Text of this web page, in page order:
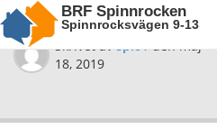
BRF Spinnrocken
Spinnrocksvägen 9-13
Skrivet avspi01denmaj
18, 2019